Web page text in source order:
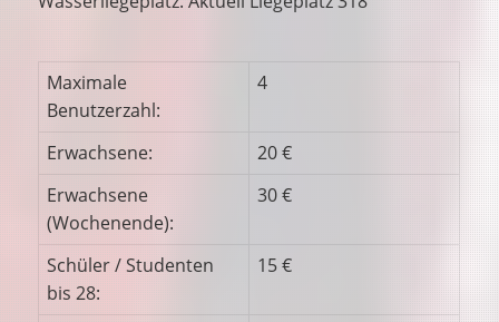
Maximale
Benutzerzahl:
4
Erwachsene:
20 €
Erwachsene
(Wochenende):
30 €
Schüler / Studenten
bis 28:
15 €